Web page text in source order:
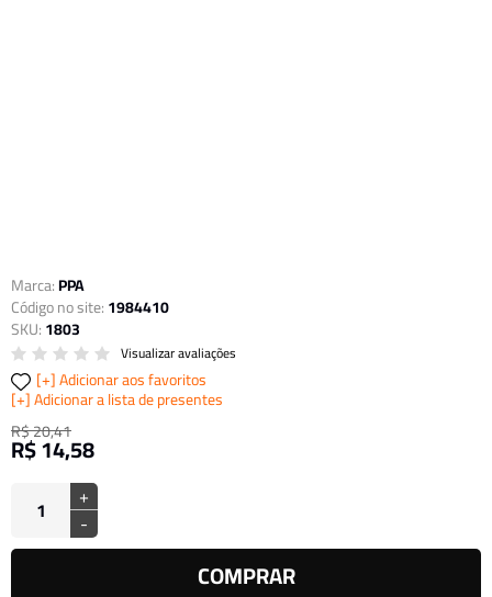
Marca:PPA
Código no site:1984410
SKU:1803
Visualizar avaliações
Adicionar aos favoritos
Adicionar a lista de presentes
R$ 20,41
R$ 14,58
+
-
COMPRAR